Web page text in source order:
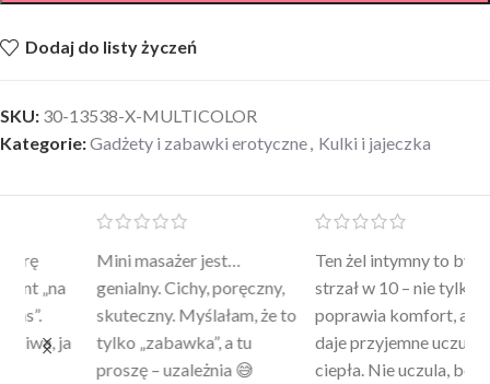
Dodaj do listy życzeń
SKU: 30-13538-X-MULTICOLOR
Kategorie:Gadżety i zabawki erotyczne, Kulki i jajeczka
Mini masażer jest…
genialny. Cichy, poręczny,
skuteczny. Myślałam, że to
tylko „zabawka”, a tu
proszę – uzależnia 😅
Ten żel intymny to był
strzał w 10 – nie tylko
poprawia komfort, ale też
daje przyjemne uczucie
ciepła. Nie uczula, bez